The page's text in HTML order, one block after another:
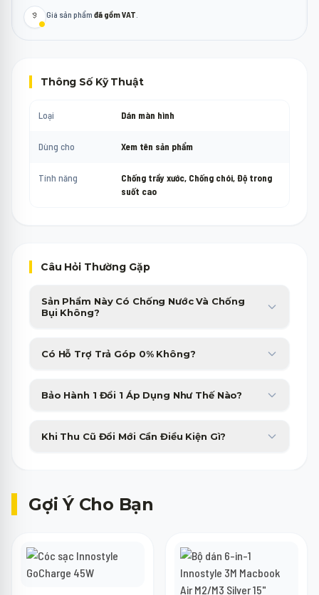
Giá sản phẩm đã gồm VAT
Thông Số Kỹ Thuật
Loại Dán màn hình
Dùng cho Xem tên sản phẩm
Tính năng
Chống trầy xước, Chống chói, Độ trong
suốt cao
Câu Hỏi Thường Gặp
Sản Phẩm Này Có Chống Nước Và Chống
Bụi Không?
Sản phẩm được trang bị chuẩn chống nước, chống bụi cao cấp,
giúp bạn yên tâm sử dụng trong nhiều điều kiện thời tiết.
Có Hỗ Trợ Trả Góp 0% Không?
Minh Phát Mobile hỗ trợ trả góp 0% qua thẻ tín dụng và các
công ty tài chính với thủ tục duyệt nhanh gọn trong 15 phút.
Bảo Hành 1 Đổi 1 Áp Dụng Như Thế Nào?
Sản phẩm bị lỗi phần cứng từ nhà sản xuất sẽ được đổi máy mới
tương đương trong 30 ngày đầu tiên không tốn phí.
Khi Thu Cũ Đổi Mới Cần Điều Kiện Gì?
Gợi Ý Cho Bạn